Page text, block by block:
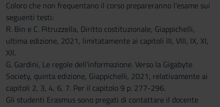
raccolto dal tuo utilizzo dei loro servizi.
Coloro che non frequentano il corso prepareranno l'esame sui
seguenti testi:
R. Bin e C. Pitruzzella, Diritto costituzionale, Giappichelli,
ultima edizione, 2021, limitatamente ai capitoli III, VIII, IX, XI,
XII.
G. Gardini, Le regole dell’informazione. Verso la Gigabyte
Society, quinta edizione, Giappichelli, 2021, relativamente ai
capitoli 2, 3, 4, 6, 7. Per il capitolo 9 p. 277-296.
Gli studenti Erasmus sono pregati di contattare il docente